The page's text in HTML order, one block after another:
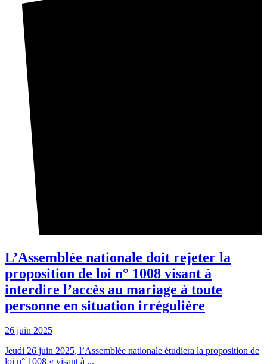
L’Assemblée nationale doit rejeter la
proposition de loi n° 1008 visant à
interdire l’accès au mariage à toute
personne en situation irrégulière
26 juin 2025
Jeudi 26 juin 2025, l’Assemblée nationale étudiera la proposition de
loi n° 1008 « visant à ...